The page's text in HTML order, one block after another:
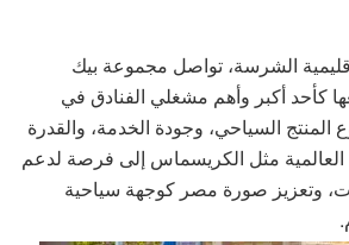
الشرسة، تواصل مجموعة بيك
كأحد أكبر وأهم مشغلي الفنادق في
السياحي، وجودة الخدمة، والقدرة
العالمية مثل الكريسماس إلى فرصة لدعم
وتعزيز صورة مصر كوجهة سياحية